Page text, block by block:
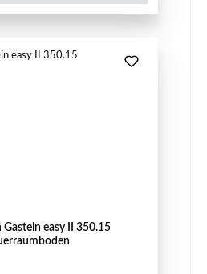
Gastein easy II 350.15